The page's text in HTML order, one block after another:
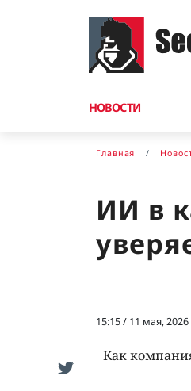
НОВОСТИ
Главная
ИИ в
15:15 / 11 мая, 2026
Как